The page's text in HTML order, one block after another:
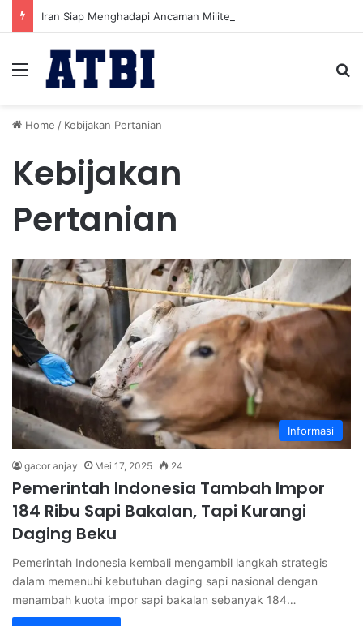
Menu
Home / Kebijakan Pertanian
Kebijakan
Pertanian
Informasi
gacor anjay Mei 17, 2025 24
Pemerintah Indonesia Tambah Impor
184 Ribu Sapi Bakalan, Tapi Kurangi
Daging Beku
Pemerintah Indonesia kembali mengambil langkah strategis
dalam memenuhi kebutuhan daging sapi nasional dengan
menambah kuota impor sapi bakalan sebanyak 184…